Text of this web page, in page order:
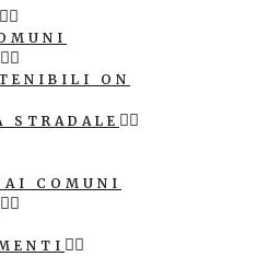
ON
STRADALE
COMUNI